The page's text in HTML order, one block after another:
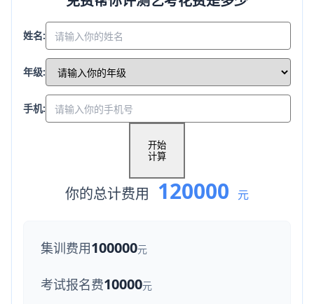
免费帮你评测艺考花费是多少
姓名:
年级:
手机:
开始
你的总计费用 120000 元
集训费用 100000元
考试报名费 10000元